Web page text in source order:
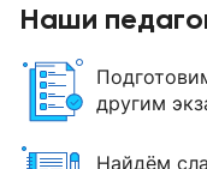
Наши
другим
Найдём